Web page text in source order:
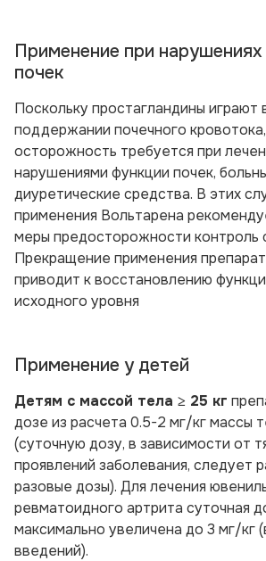
Применение при
почек
Поскольку простагландины играют
поддержании почечного
осторожность требуется при
нарушениями функции почек,
диуретические средства. В этих
применения Вольтарена
меры предосторожности контроль
Прекращение применения
приводит к восстановлению
исходного уровня
Применение у детей
Детям с массой тела ≥ 25 кг
дозе из расчета 0.5-2 мг/кг массы
(суточную дозу, в зависимости от
проявлений заболевания, следует
разовые дозы). Для лечения
ревматоидного артрита суточная
максимально увеличена до 3 мг/кг
введений).